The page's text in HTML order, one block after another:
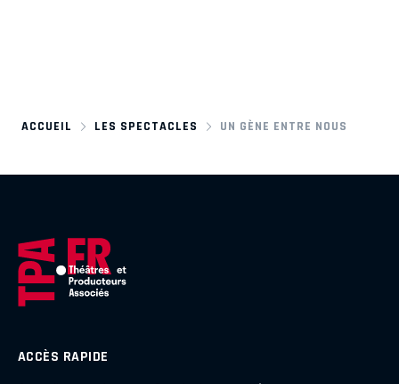
ACCUEIL LES SPECTACLES UN GÈNE ENTRE NOUS
ACCÈS RAPIDE